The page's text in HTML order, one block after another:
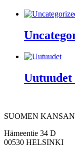
Uutuudet
SUOMEN
Hämeentie 34 D
00530 HELSINKI